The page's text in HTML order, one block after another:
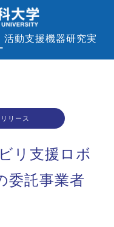
活動⽀援機器研究実
リース
リ支援ロボ
委託事業者